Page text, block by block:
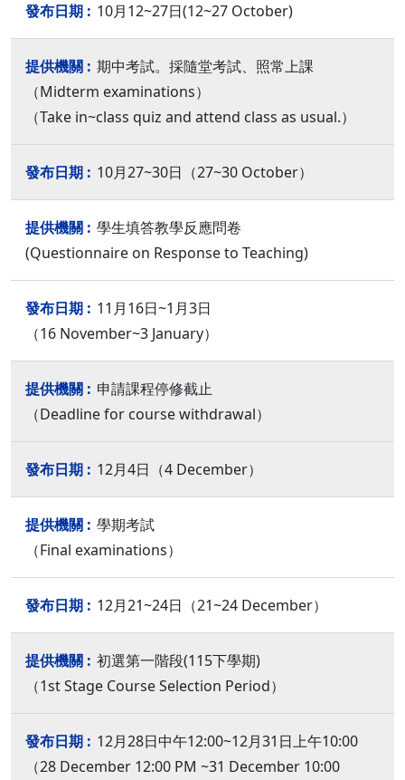
10月12~27日(12~27 October)
期中考試。採隨堂考試、照常上課
（Midterm examinations）
（Take in~class quiz and attend class as usual.）
10月27~30日（27~30 October）
學生填答教學反應問卷
(Questionnaire on Response to Teaching)
11月16日~1月3日
（16 November~3 January）
申請課程停修截止
（Deadline for course withdrawal）
12月4日（4 December）
學期考試
（Final examinations）
12月21~24日（21~24 December）
初選第一階段(115下學期)
（1st Stage Course Selection Period）
12月28日中午12:00~12月31日上午10:00
（28 December 12:00 PM ~31 December 10:00